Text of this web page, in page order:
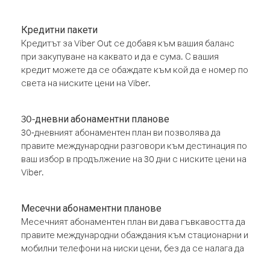
Кредитни пакети
Кредитът за Viber Out се добавя към вашия баланс
при закупуване на каквато и да е сума. С вашия
кредит можете да се обаждате към кой да е номер по
света на ниските цени на Viber.
30-дневни абонаментни планове
30-дневният абонаментен план ви позволява да
правите международни разговори към дестинация по
ваш избор в продължение на 30 дни с ниските цени на
Viber.
Месечни абонаментни планове
Месечният абонаментен план ви дава гъвкавостта да
правите международни обаждания към стационарни и
мобилни телефони на ниски цени, без да се налага да